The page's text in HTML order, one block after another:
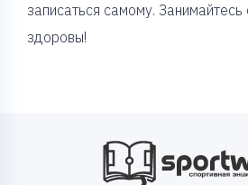
записаться самому. Занимайтесь
здоровы!